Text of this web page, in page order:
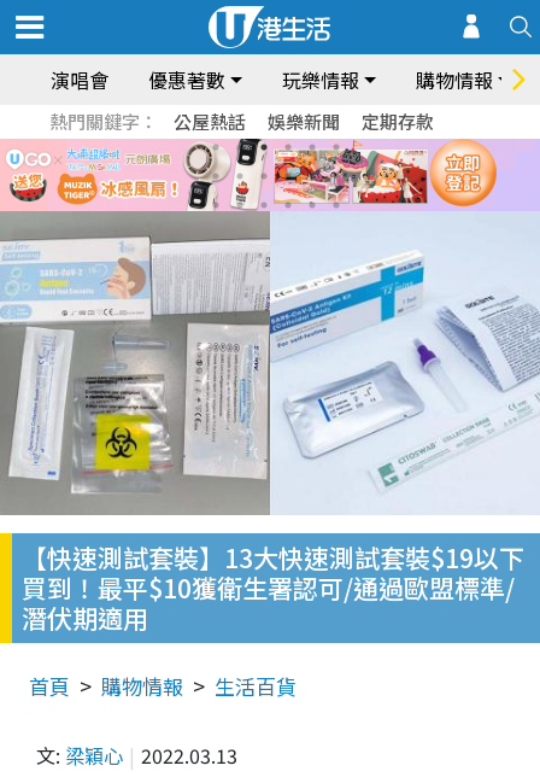
演唱會 優惠著數 玩樂情報 購物情報
熱門關鍵字： 公屋熱話 娛樂新聞 定期存款
【快速測試套裝】13大快速測試套裝$19以下
買到！最平$10獲衛生署認可/通過歐盟標準/
潛伏期適用
首頁 購物情報 生活百貨
文: 梁穎心 2022.03.13